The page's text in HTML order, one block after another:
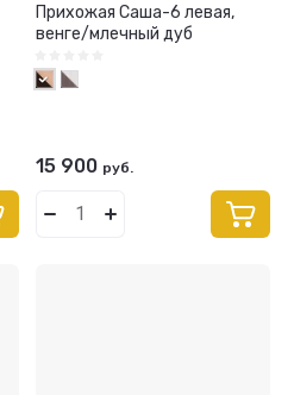
Прихожая Саша-6 левая,
венге/млечный дуб
15 900 руб.